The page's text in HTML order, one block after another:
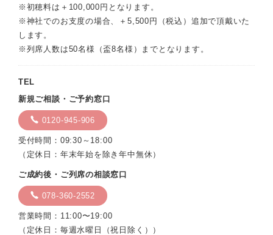
※初穂料は＋100,000円となります。
※神社でのお支度の場合、＋5,500円（税込）追加で頂戴いた
します。
※列席人数は50名様（盃8名様）までとなります。
TEL
新規ご相談・ご予約窓口
0120-945-906
受付時間：09:30～18:00
（定休日：年末年始を除き年中無休）
ご成約後・ご列席の相談窓口
078-360-2552
営業時間：11:00〜19:00
（定休日：毎週水曜日（祝日除く））